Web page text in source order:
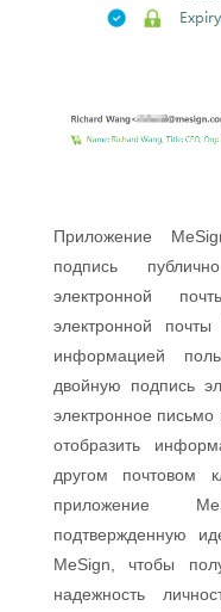
Приложение
подпись
электронной
электронной
информацией
двойную подпись
электронное
отобразить
другом почтовом
приложение
подтвержденную
MeSign, чтобы
надежность